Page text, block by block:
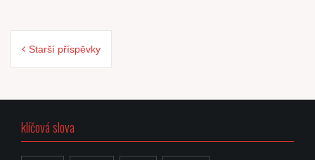
Navigace
Starší příspěvky
klíčová slova